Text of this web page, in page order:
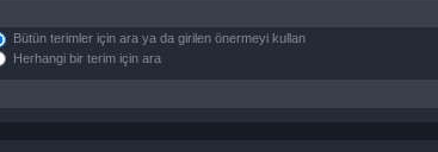
Bütün terimler için ara ya da girilen önermeyi kullan
Herhangi bir terim için ara